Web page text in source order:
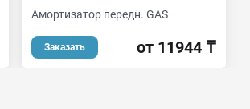
Амортизатор передн. GAS
Заказать от 11944 ₸